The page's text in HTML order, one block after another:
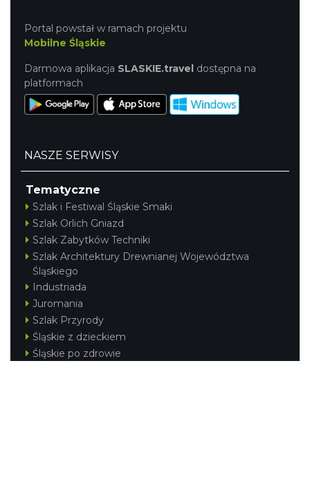
Portal powstał w ramach projektu
Mobilne Śląskie
Darmowa aplikacja SLASKIE.travel dostępna na
platformach
NASZE SERWISY
Tematyczne
Szlak i Festiwal Śląskie Smaki
Szlak Orlich Gniazd
Szlak Zabytków Techniki
Szlak Architektury Drewnianej Województwa
Śląskiego
Industriada
Juromania
Szlak Przyrody
Śląskie z dzieckiem
Śląskie po zdrowie